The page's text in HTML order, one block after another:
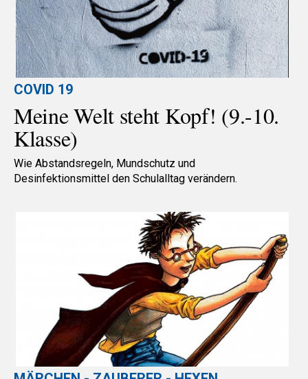
COVID 19
Meine Welt steht Kopf! (9.-10.
Klasse)
Wie Abstandsregeln, Mundschutz und
Desinfektionsmittel den Schulalltag verändern.